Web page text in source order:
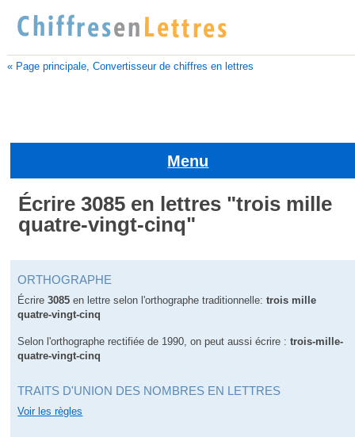
« Page principale, Convertisseur de chiffres en lettres
Menu
Écrire 3085 en lettres "trois mille
quatre-vingt-cinq"
ORTHOGRAPHE
Écrire3085 en lettre selon l'orthographe traditionnelle:trois mille
quatre-vingt-cinq
Selon l'orthographe rectifiée de 1990, on peut aussi écrire :trois-mille-
quatre-vingt-cinq
TRAITS D'UNION DES NOMBRES EN LETTRES
Voir les règles